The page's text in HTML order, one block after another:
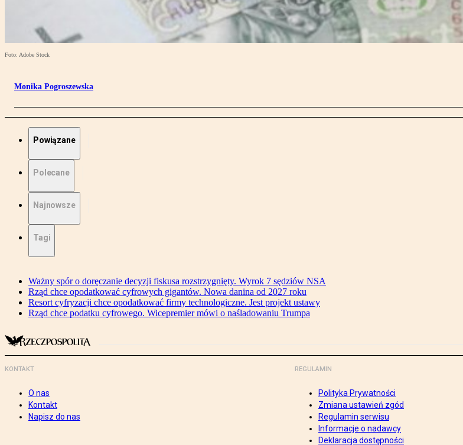
Foto: Adobe Stock
Monika Pogroszewska
Powiązane
Polecane
Najnowsze
Tagi
Ważny spór o doręczanie decyzji fiskusa rozstrzygnięty. Wyrok 7 sędziów NSA
Rząd chce opodatkować cyfrowych gigantów. Nowa danina od 2027 roku
Resort cyfryzacji chce opodatkować firmy technologiczne. Jest projekt ustawy
Rząd chce podatku cyfrowego. Wicepremier mówi o naśladowaniu Trumpa
KONTAKT
O nas
Kontakt
Napisz do nas
REGULAMIN
Polityka Prywatności
Zmiana ustawień zgód
Regulamin serwisu
Informacje o nadawcy
Deklaracja dostępności